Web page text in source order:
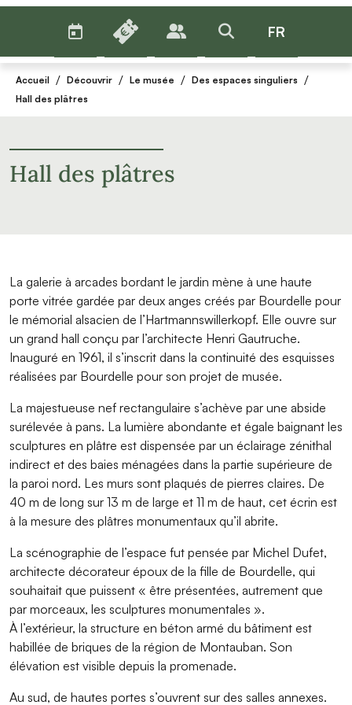
BILLETTERIE
PUBLICS >RECHERCHER
FR
Accueil / Découvrir / Le musée / Des espaces singuliers /
Hall des plâtres
Hall des plâtres
La galerie à arcades bordant le jardin mène à une haute
porte vitrée gardée par deux anges créés par Bourdelle pour
le mémorial alsacien de l’Hartmannswillerkopf. Elle ouvre sur
un grand hall conçu par l’architecte Henri Gautruche.
Inauguré en 1961, il s’inscrit dans la continuité des esquisses
réalisées par Bourdelle pour son projet de musée.
La majestueuse nef rectangulaire s’achève par une abside
surélevée à pans. La lumière abondante et égale baignant les
sculptures en plâtre est dispensée par un éclairage zénithal
indirect et des baies ménagées dans la partie supérieure de
la paroi nord. Les murs sont plaqués de pierres claires. De
40 m de long sur 13 m de large et 11 m de haut, cet écrin est
à la mesure des plâtres monumentaux qu’il abrite.
La scénographie de l’espace fut pensée par Michel Dufet,
architecte décorateur époux de la fille de Bourdelle, qui
souhaitait que puissent « être présentées, autrement que
par morceaux, les sculptures monumentales ».
À l’extérieur, la structure en béton armé du bâtiment est
habillée de briques de la région de Montauban. Son
élévation est visible depuis la promenade.
Au sud, de hautes portes s’ouvrent sur des salles annexes.